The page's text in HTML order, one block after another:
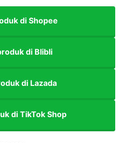
di Shopee
di Blibli
di Lazada
di TikTok Shop